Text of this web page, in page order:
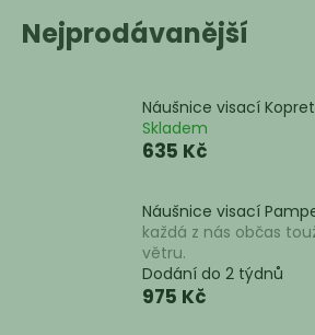
Nejprodávanější
Náušnice visací
Skladem
635 Kč
Náušnice visací
každá z nás občas
větru.
Dodání do 2 týdnů
975 Kč
e